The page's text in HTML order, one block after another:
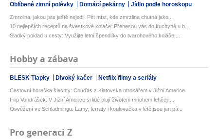
Oblíbené zimní polévky Domácí pekárny Jídlo podle horoskopu
Zmrzlina, jakou jste ještě nejedli! Pět míst, kde zmrzlina chutná jako...
10 nejlepších receptů na švestkové koláče: Přenesou vás do kuchyně u b...
Sladký poklad u cesty: Využijte letní špendlíky do tvarohového koláče,...
Hobby a zábava
BLESK Tlapky Divoký kačer Netflix filmy a seriály
Cestovní horečka šlechty: Chuďas z Klatovska otrokářem v Jižní Americe
Filip Vondrášek: V Jižní Americe si lidé plují životem mnohem lehčeji,...
Osvěžení ve Schladmingu: Lamy, ferraty i koulovačka v létě jsou jen pá...
Pro generaci Z